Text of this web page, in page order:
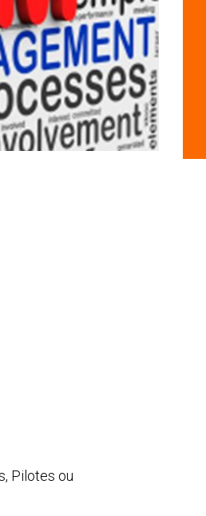
Pilotes ou